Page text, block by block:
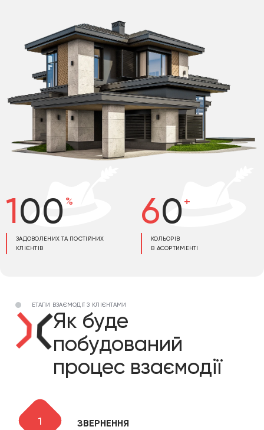
100 %
ЗАДОВОЛЕНИХ ТА ПОСТІЙНИХ
КЛІЄНТІВ
60+
КОЛЬОРІВ
В АСОРТИМЕНТІ
ЕТАПИ ВЗАЄМОДІЇ З КЛІЄНТАМИ
Як буде
побудований
процес взаємодії
1 ЗВЕРНЕННЯ